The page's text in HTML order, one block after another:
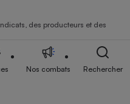
des producteurs et des
Nos combats Rechercher